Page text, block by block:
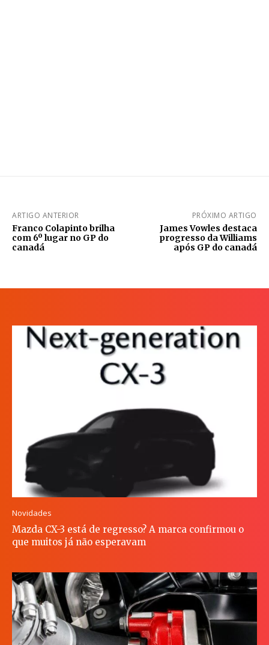
ARTIGO ANTERIOR
Franco Colapinto brilha
com 6º lugar no GP do
canadá
PRÓXIMO ARTIGO
James Vowles destaca
progresso da Williams
após GP do canadá
Novidades
Mazda CX-3 está de regresso? A marca confirmou o
que muitos já não esperavam